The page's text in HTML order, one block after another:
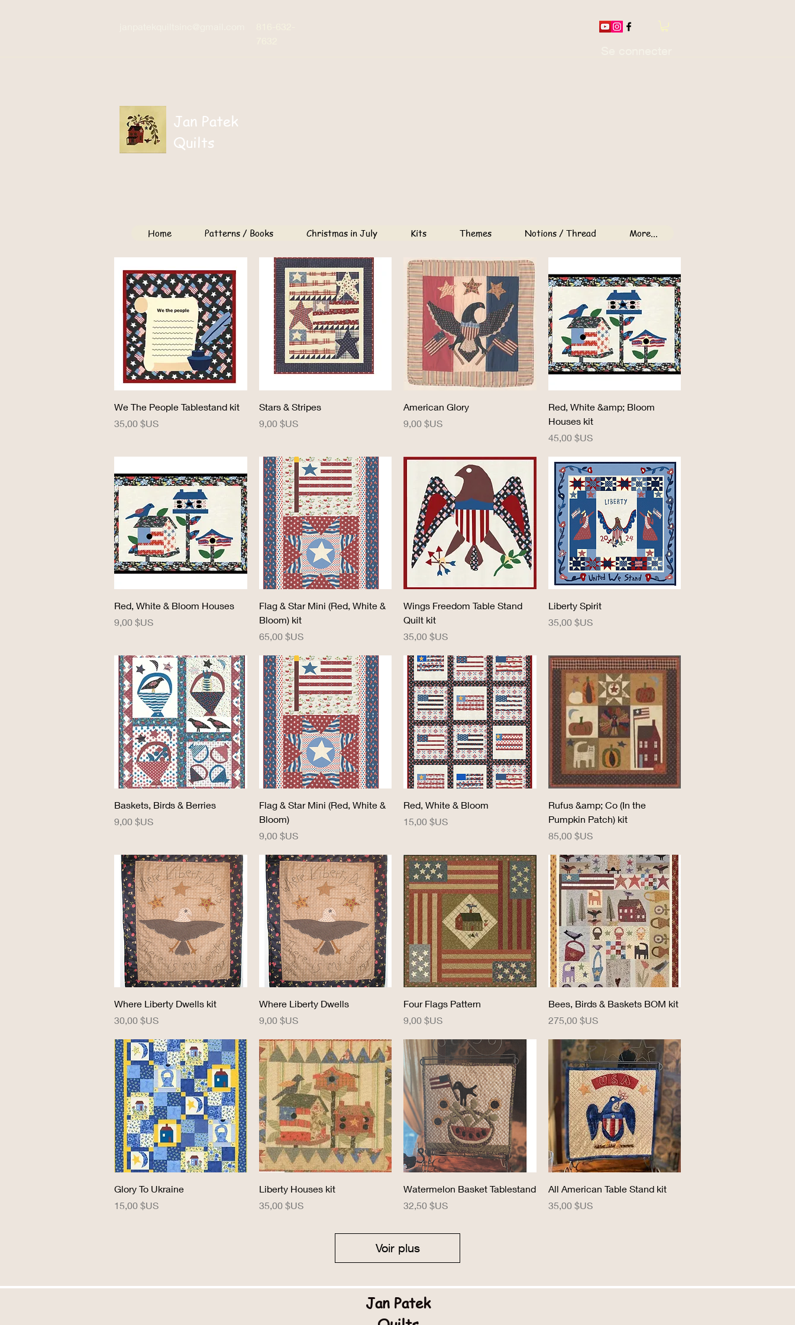
Jan Patek
Quilts
Home Patterns / Books Christmas in July Kits Themes Notions / Thread More...
Aperçu rapide
We The People Tablestand kit
Prix
35,00 $US
Aperçu rapide
Stars & Stripes
Prix
9,00 $US
Aperçu rapide
American Glory
Prix
9,00 $US
Aperçu rapide
Red, White &amp; Bloom
Houses kit
Prix
45,00 $US
Aperçu rapide
Red, White & Bloom Houses
Prix
9,00 $US
Aperçu rapide
Flag & Star Mini (Red, White &
Bloom) kit
Prix
65,00 $US
Aperçu rapide
Wings Freedom Table Stand
Quilt kit
Prix
35,00 $US
Aperçu rapide
Liberty Spirit
Prix
35,00 $US
Aperçu rapide
Baskets, Birds & Berries
Prix
9,00 $US
Aperçu rapide
Flag & Star Mini (Red, White &
Bloom)
Prix
9,00 $US
Aperçu rapide
Red, White & Bloom
Prix
15,00 $US
Aperçu rapide
Rufus &amp; Co (In the
Pumpkin Patch) kit
Prix
85,00 $US
Aperçu rapide
Where Liberty Dwells kit
Prix
30,00 $US
Aperçu rapide
Where Liberty Dwells
Prix
9,00 $US
Aperçu rapide
Four Flags Pattern
Prix
9,00 $US
Aperçu rapide
Bees, Birds & Baskets BOM kit
Prix
275,00 $US
Aperçu rapide
Glory To Ukraine
Prix
15,00 $US
Aperçu rapide
Liberty Houses kit
Prix
35,00 $US
Aperçu rapide
Watermelon Basket Tablestand
Prix
32,50 $US
Aperçu rapide
All American Table Stand kit
Prix
35,00 $US
Voir plus
Jan Patek